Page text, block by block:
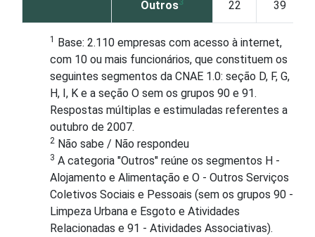
Outros 22 39
1 Base: 2.110 empresas com acesso à internet,
com 10 ou mais funcionários, que constituem os
seguintes segmentos da CNAE 1.0: seção D, F, G,
H, I, K e a seção O sem os grupos 90 e 91.
Respostas múltiplas e estimuladas referentes a
outubro de 2007.
2 Não sabe / Não respondeu
3 A categoria "Outros" reúne os segmentos H -
Alojamento e Alimentação e O - Outros Serviços
Coletivos Sociais e Pessoais (sem os grupos 90 -
Limpeza Urbana e Esgoto e Atividades
Relacionadas e 91 - Atividades Associativas).